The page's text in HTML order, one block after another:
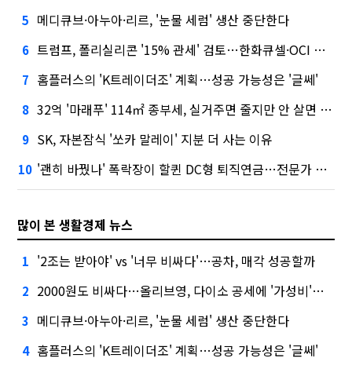
5 메디큐브·아누아·리르, '눈물 세럼' 생산 중단한다
6 트럼프, 폴리실리콘 '15% 관세' 검토…한화큐셀·OCI 영향은?
7 홈플러스의 'K트레이더조' 계획…성공 가능성은 '글쎄'
8 32억 '마래푸' 114㎡ 종부세, 실거주면 줄지만 안 살면 2.5배
9 SK, 자본잠식 '쏘카 말레이' 지분 더 사는 이유
10 '괜히 바꿨나' 폭락장이 할퀸 DC형 퇴직연금…전문가 조언은
많이 본 생활경제 뉴스
1 '2조는 받아야' vs '너무 비싸다'…공차, 매각 성공할까
2 2000원도 비싸다…올리브영, 다이소 공세에 '가성비'로 맞불
3 메디큐브·아누아·리르, '눈물 세럼' 생산 중단한다
4 홈플러스의 'K트레이더조' 계획…성공 가능성은 '글쎄'